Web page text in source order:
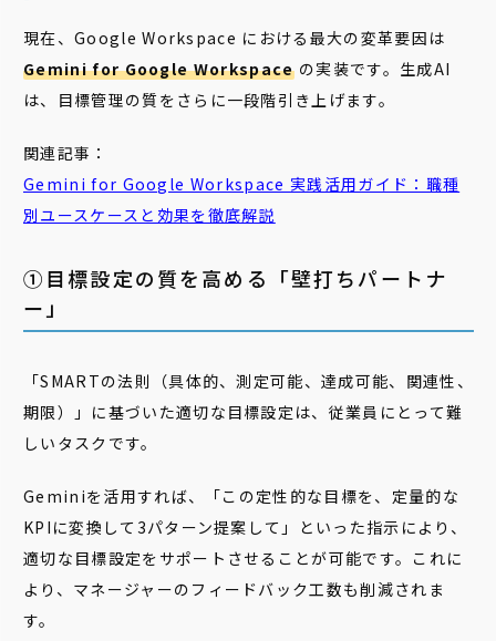
現在、Google Workspace における最大の変革要因は
Gemini for Google Workspaceの実装です。生成AI
は、目標管理の質をさらに一段階引き上げます。
関連記事：
Gemini for Google Workspace 実践活用ガイド：職種
別ユースケースと効果を徹底解説
➀目標設定の質を高める「壁打ちパートナ
ー」
「SMARTの法則（具体的、測定可能、達成可能、関連性、
期限）」に基づいた適切な目標設定は、従業員にとって難
しいタスクです。
Geminiを活用すれば、「この定性的な目標を、定量的な
KPIに変換して3パターン提案して」といった指示により、
適切な目標設定をサポートさせることが可能です。これに
より、マネージャーのフィードバック工数も削減されま
す。